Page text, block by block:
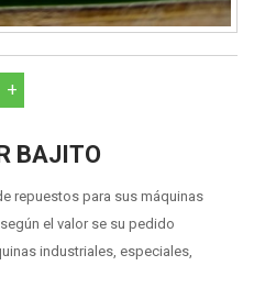
BAJITO
repuestos para sus máquinas
el valor se su pedido
industriales, especiales,